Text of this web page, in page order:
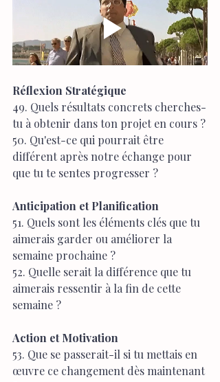
Réflexion Stratégique
49. Quels résultats concrets cherches-
tu à obtenir dans ton projet en cours ?
50. Qu'est-ce qui pourrait être
différent après notre échange pour
que tu te sentes progresser ?
Anticipation et Planification
51. Quels sont les éléments clés que tu
aimerais garder ou améliorer la
semaine prochaine ?
52. Quelle serait la différence que tu
aimerais ressentir à la fin de cette
semaine ?
Action et Motivation
53. Que se passerait-il si tu mettais en
œuvre ce changement dès maintenant